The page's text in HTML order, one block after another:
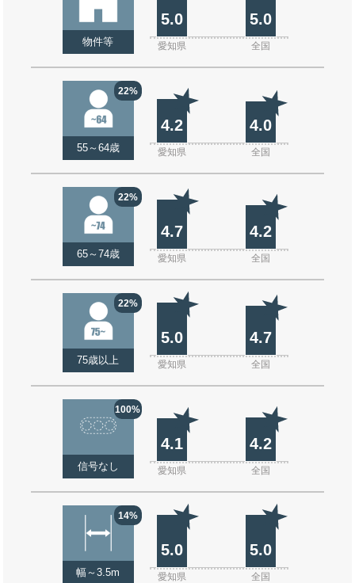
物件等
5.0 5.0
愛知県 全国
22%
55～64歳
4.2 4.0
愛知県 全国
22%
65～74歳
4.7 4.2
愛知県 全国
22%
75歳以上
5.0 4.7
愛知県 全国
100%
信号なし
4.1 4.2
愛知県 全国
14%
幅～3.5m
5.0 5.0
愛知県 全国